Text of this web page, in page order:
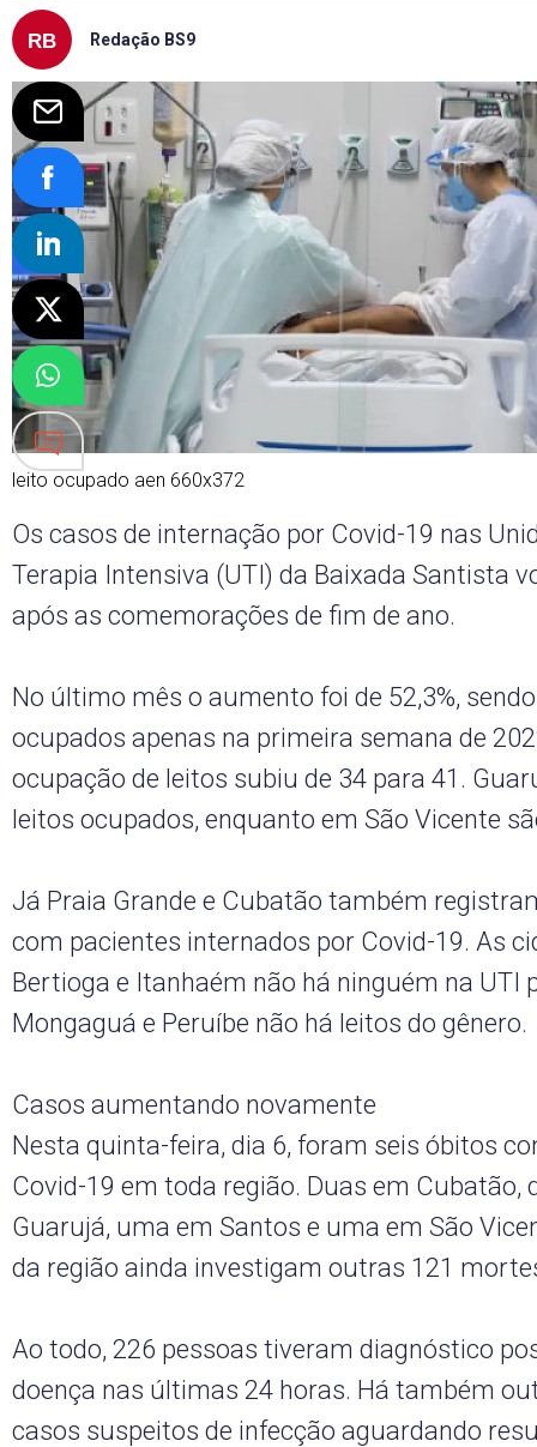
Redação BS9
leito ocupado aen 660x372
Os casos de internação por Covid-19 nas
Terapia Intensiva (UTI) da Baixada Santista
após as comemorações de fim de ano.
No último mês o aumento foi de 52,3%,
ocupados apenas na primeira semana de
ocupação de leitos subiu de 34 para 41.
leitos ocupados, enquanto em São Vicente
Já Praia Grande e Cubatão também
com pacientes internados por Covid-19. As
Bertioga e Itanhaém não há ninguém na UTI
Mongaguá e Peruíbe não há leitos do gênero.
Casos aumentando novamente
Nesta quinta-feira, dia 6, foram seis óbitos
Covid-19 em toda região. Duas em Cubatão,
Guarujá, uma em Santos e uma em São
da região ainda investigam outras 121
Ao todo, 226 pessoas tiveram diagnóstico
doença nas últimas 24 horas. Há também
casos suspeitos de infecção aguardando